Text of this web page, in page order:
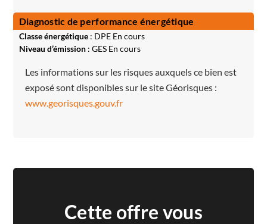
Diagnostic de performance énergétique
Classe énergétique: DPE En cours
Niveau d’émission: GES En cours
Les informations sur les risques auxquels ce bien est
exposé sont disponibles sur le site Géorisques :
www.georisques.gouv.fr
Cette offre vous